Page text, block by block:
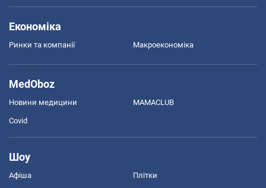
Економіка
Ринки та компанії Макроекономіка
MedOboz
Новини медицини MAMACLUB
Covid
Шоу
Афіша Плітки